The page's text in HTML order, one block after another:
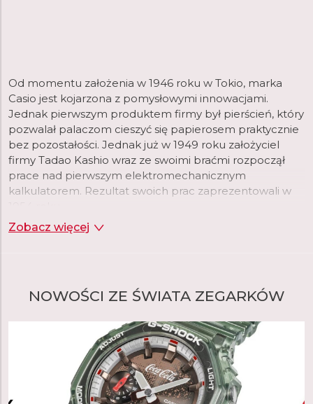
Od momentu założenia w 1946 roku w Tokio, marka
Casio jest kojarzona z pomysłowymi innowacjami.
Jednak pierwszym produktem firmy był pierścień, który
pozwalał palaczom cieszyć się papierosem praktycznie
bez pozostałości. Jednak już w 1949 roku założyciel
firmy Tadao Kashio wraz ze swoimi braćmi rozpoczął
prace nad pierwszym elektromechanicznym
kalkulatorem. Rezultat swoich prac zaprezentowali w
Dwadzieścia lat później, gdy firma rozszerzała swoje
z cyfrowym wyświetlaniem czasu, początkowo
jako okazję do wykorzystania swojej zaawansowanej
technologii układów scalonych opracowanej specjalnie
dla kalkulatorów. W rezultacie pierwszy Casiotron był
również pierwszym zegarkiem z automatycznym
kalendarzem, który prawidłowo ustawiał datę w
Zobacz więcej
NOWOŚCI ZE ŚWIATA ZEGARKÓW